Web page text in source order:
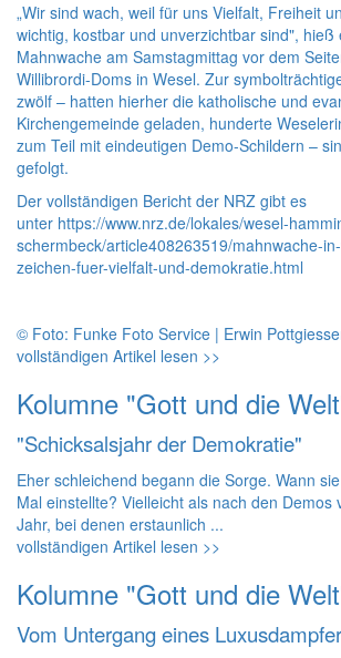
„Wir sind wach, weil für uns Vielfalt, Freiheit
wichtig, kostbar und unverzichtbar sind", hieß
Mahnwache am Samstagmittag vor dem
Willibrordi-Doms in Wesel. Zur
zwölf – hatten hierher die katholische und
Kirchengemeinde geladen, hunderte
zum Teil mit eindeutigen Demo-Schildern –
gefolgt.
Der vollständigen Bericht der NRZ gibt es
unter https://www.nrz.de/lokales/wesel-
schermbeck/article408263519/mahnwache-
zeichen-fuer-vielfalt-und-demokratie.html
© Foto: Funke Foto Service | Erwin
vollständigen Artikel lesen >>
Kolumne "Gott und die
"Schicksalsjahr der Demokratie"
Eher schleichend begann die Sorge. Wann
Mal einstellte? Vielleicht als nach den Demos
Jahr, bei denen erstaunlich ...
vollständigen Artikel lesen >>
Kolumne "Gott und die
Vom Untergang eines